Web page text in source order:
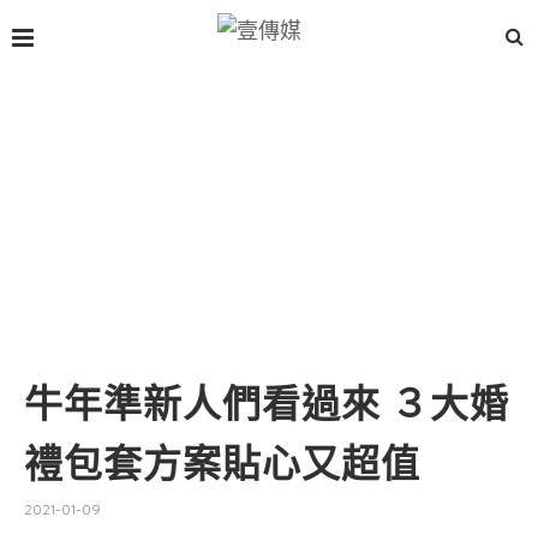
牛年準新人們看過來 ３大婚
禮包套方案貼心又超值
2021-01-09